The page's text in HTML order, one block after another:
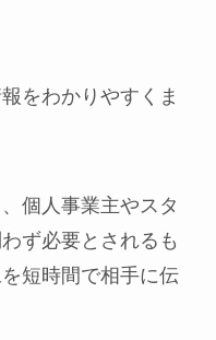
をわかりやすくま
個人事業主やスタ
ず必要とされるも
短時間で相手に伝